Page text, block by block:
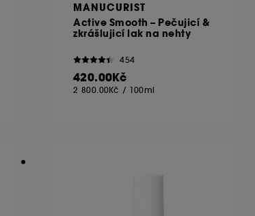
MANUCURIST
Active Smooth – Pečujicí &
zkrášlujicí lak na nehty
454
420.00Kč
2 800.00Kč / 100ml